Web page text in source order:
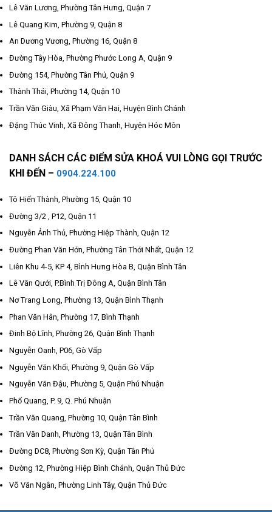
Lê Văn Lương, Phường Tân Hưng, Quận 7
Lê Quang Kim, Phường 9, Quận 8
An Dương Vương, Phường 16, Quận 8
Đường Tây Hòa, Phường Phước Long A, Quận 9
Đường 154, Phường Tân Phú, Quận 9
Thành Thái, Phường 14, Quận 10
Trần Văn Giàu, Xã Phạm Văn Hai, Huyện Bình Chánh
Đặng Thúc Vinh, Xã Đông Thanh, Huyện Hóc Môn
DANH SÁCH CÁC ĐIỂM SỬA KHOÁ VUI LÒNG GỌI TRƯỚC
KHI ĐẾN – 0904.224.100
Tô Hiến Thành, Phường 15, Quận 10
Đường 3/2 , P12, Quận 11
Nguyễn Ảnh Thủ, Phường Hiệp Thành, Quận 12
Đường Phan Văn Hớn, Phường Tân Thới Nhất, Quận 12
Liên Khu 4-5, KP 4, Bình Hưng Hòa B, Quận Bình Tân
Lê Văn Qưới, P.Bình Trị Đông A, Quận Bình Tân
Nơ Trang Long, Phường 13, Quận Bình Thạnh
Phan Văn Hân, Phường 17, Bình Thạnh
Đinh Bộ Lĩnh, Phường 26, Quận Bình Thạnh
Nguyễn Oanh, P06, Gò Vấp
Nguyễn Văn Khối, Phường 9, Quận Gò Vấp
Nguyễn Văn Đậu, Phường 5, Quận Phú Nhuận
Phổ Quang, P. 9, Q. Phú Nhuận
Trần Văn Quang, Phường 10, Quận Tân Bình
Trần Văn Danh, Phường 13, Quận Tân Bình
Đường DC8, Phường Sơn Kỳ, Quận Tân Phú
Đường 12, Phường Hiệp Bình Chánh, Quận Thủ Đức
Võ Văn Ngân, Phường Linh Tây, Quận Thủ Đức